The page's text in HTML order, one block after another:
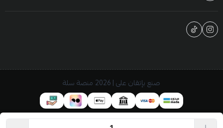
صنع بإتقان على | 2026 منصة سلة